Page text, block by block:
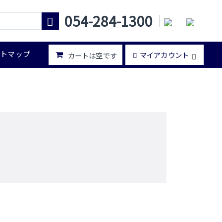
054-284-1300
マップ カートは空です マイアカウント